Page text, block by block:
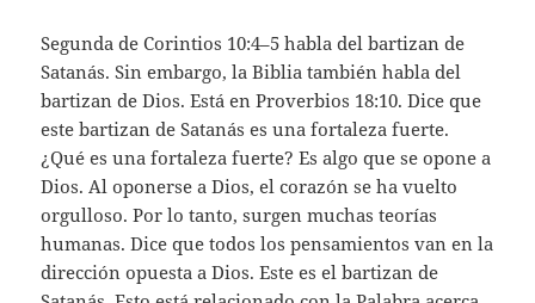
Segunda de Corintios 10:4–5 habla del bartizan de
Satanás. Sin embargo, la Biblia también habla del
bartizan de Dios. Está en Proverbios 18:10. Dice que
este bartizan de Satanás es una fortaleza fuerte.
¿Qué es una fortaleza fuerte? Es algo que se opone a
Dios. Al oponerse a Dios, el corazón se ha vuelto
orgulloso. Por lo tanto, surgen muchas teorías
humanas. Dice que todos los pensamientos van en la
dirección opuesta a Dios. Este es el bartizan de